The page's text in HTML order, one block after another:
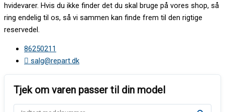
hvidevarer. Hvis du ikke finder det du skal bruge på vores shop, så
ring endelig til os, så vi sammen kan finde frem til den rigtige
reservedel.
86250211
salg@repart.dk